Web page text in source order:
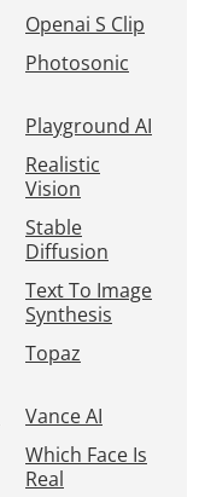
Openai S Clip
Photosonic
Playground AI
Realistic
Vision
Stable
Diffusion
Text To Image
Synthesis
Topaz
Vance AI
Which Face Is
Real